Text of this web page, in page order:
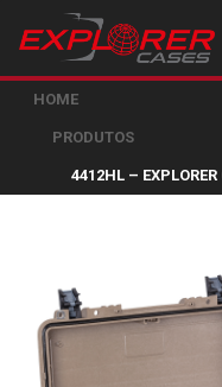
HOME
PRODUTOS
4412HL –